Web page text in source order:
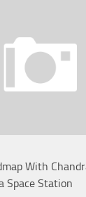
With
Space Station